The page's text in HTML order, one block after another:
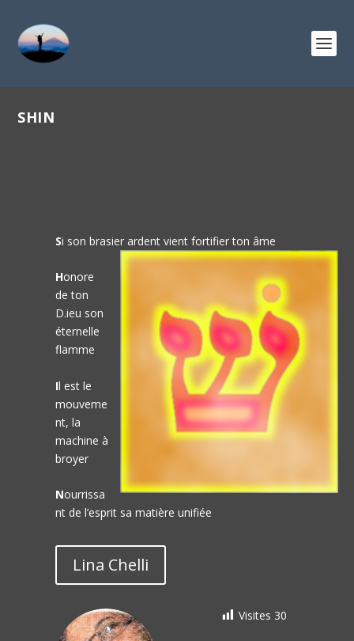
SHIN
Si son brasier ardent vient fortifier ton âme
Honore
de ton
D.ieu son
éternelle
flamme
Il est le
mouveme
nt, la
machine à
broyer
Nourrissa
nt de l’esprit sa matière unifiée
Lina Chelli
Visites 30